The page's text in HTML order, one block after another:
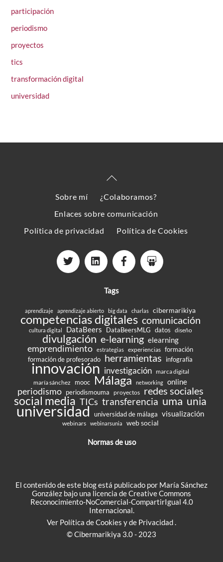
participación
periodismo
proyectos
tics
transformación digital
universidad
Back
Top
Sobre mí
¿Colaboramos?
Enlaces sobre comunicación
Política de privacidad
Política de Cookies
Tags
aprendizaje aprendizaje abierto big data charlas cibermarikiya
competencias digitales comunicación
cultura digital DataBeers DataBeersMLG datos diseño
divulgación e-learning elearning
emprendimiento estrategias experiencias formación
formación de profesorado herramientas infografía
innovación investigación marca digital
maría sánchez
mooc Málaga networking online
periodismo periodismouma proyectos redes sociales
social media TICs transferencia uma unia
universidad universidad de málaga visualización
webinars webinarsunia web social
Normas de uso
El contenido de este blog está publicado por María Sánchez
González bajo una licencia de Creative Commons
Reconocimiento-NoComercial-CompartirIgual 4.0
Internacional.
Ver Política de Cookies y de Privacidad.
© Cibermarikiya 3.0 - 2023